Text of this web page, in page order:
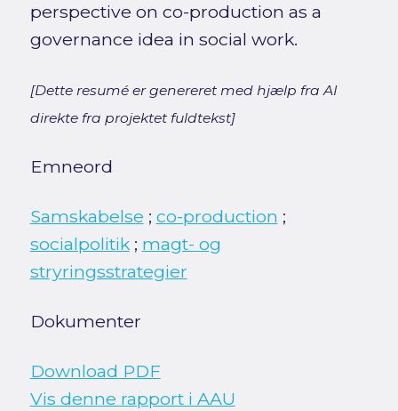
perspective on co-production as a
governance idea in social work.
[Dette resumé er genereret med hjælp fra AI
direkte fra projektet fuldtekst]
Emneord
Samskabelse ; co-production ;
socialpolitik; magt- og
stryringsstrategier
Dokumenter
Download PDF
Vis denne rapport i AAU